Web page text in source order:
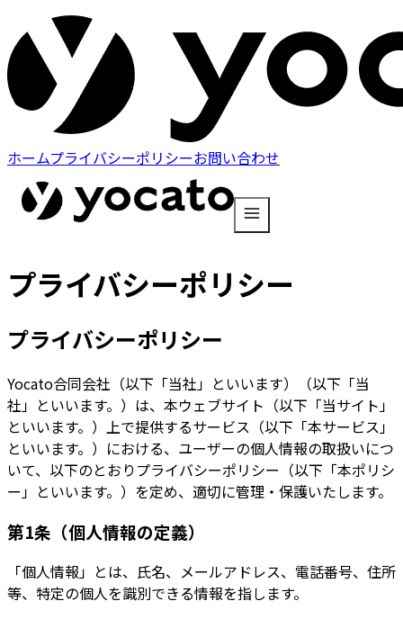
ホームプライバシーポリシーお問い合わせ
プライバシーポリシー
プライバシーポリシー
Yocato合同会社（以下「当社」といいます）（以下「当
社」といいます。）は、本ウェブサイト（以下「当サイト」
といいます。）上で提供するサービス（以下「本サービス」
といいます。）における、ユーザーの個人情報の取扱いにつ
いて、以下のとおりプライバシーポリシー（以下「本ポリシ
ー」といいます。）を定め、適切に管理・保護いたします。
第1条（個人情報の定義）
「個人情報」とは、氏名、メールアドレス、電話番号、住所
等、特定の個人を識別できる情報を指します。